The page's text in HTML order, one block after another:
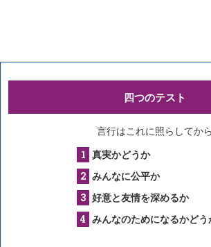
四つのテスト
言行はこれに照らしてから
真実かどうか
みんなに公平か
好意と友情を深めるか
みんなのためになるかどう